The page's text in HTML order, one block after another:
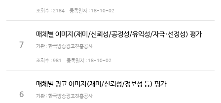
조회수 : 2184 등록일자 : 18-10-02
7
매체별 이미지(재미/신뢰성/공정성/유익성/자극·선정성) 평가
기관 : 한국방송광고진흥공사
조회수 : 981 등록일자 : 18-10-02
6
매체별 광고 이미지(재미/신뢰성/정보성 등) 평가
기관 : 한국방송광고진흥공사